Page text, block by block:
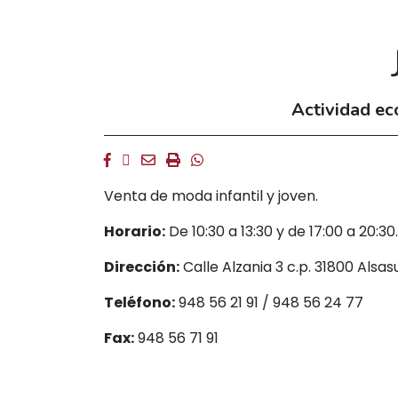
Actividad
Facebook
Twitter
EmailImprimirWhatsapp
Venta de moda infantil y joven.
Horario: De 10:30 a 13:30 y de 17:00 a
Dirección:Calle Alzania 3 c.p. 31800
Teléfono:948 56 21 91 / 948 56 24 77
Fax:948 56 71 91